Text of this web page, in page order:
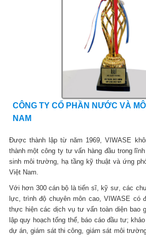
CÔNG TY CỔ PHẦN NƯỚC VÀ
NAM
Được thành lập từ năm 1969, VIWASE
thành một công ty tư vấn hàng đầu trong
sinh môi trường, hạ tầng kỹ thuật và ứng
Việt Nam.
Với hơn 300 cán bộ là tiến sĩ, kỹ sư, các
lực, trình độ chuyên môn cao, VIWASE có
thực hiện các dịch vụ tư vấn toàn diện bao
lập quy hoạch tổng thể, báo cáo đầu tư;
dự án, giám sát thi công, giám sát môi